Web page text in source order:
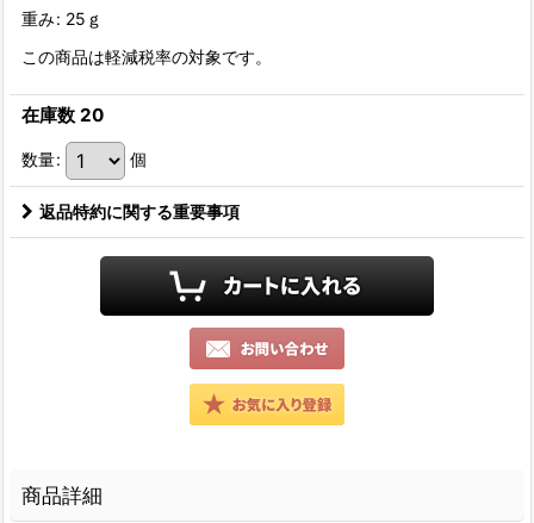
重み: 25ｇ
この商品は軽減税率の対象です。
在庫数 20
数量: 個
返品特約に関する重要事項
商品詳細